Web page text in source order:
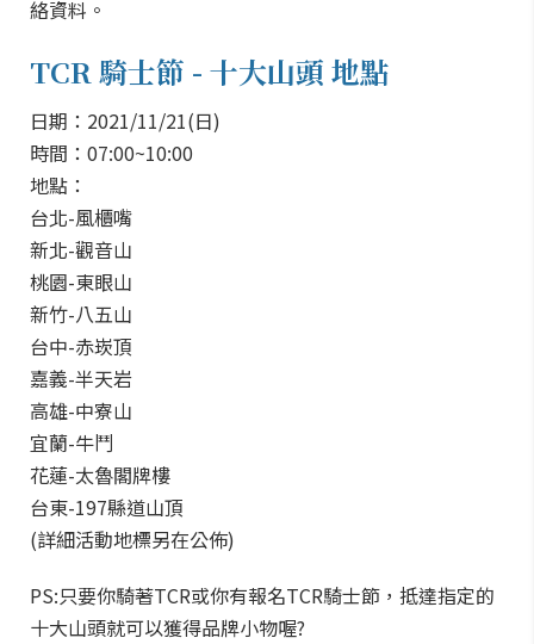
絡資料。
TCR 騎士節 - 十大山頭 地點
日期：2021/11/21(日)
時間：07:00~10:00
地點：
台北-風櫃嘴
新北-觀音山
桃園-東眼山
新竹-八五山
台中-赤崁頂
嘉義-半天岩
高雄-中寮山
宜蘭-牛鬥
花蓮-太魯閣牌樓
台東-197縣道山頂
(詳細活動地標另在公佈)
PS:只要你騎著TCR或你有報名TCR騎士節，抵達指定的
十大山頭就可以獲得品牌小物喔?